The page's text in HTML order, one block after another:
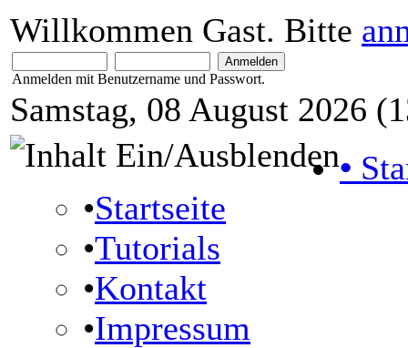
Willkommen Gast. Bitte
Anmelden mit Benutzername und Passwort.
Samstag, 08 August 2026
•
•Startseite
•Tutorials
•Kontakt
•Impressum